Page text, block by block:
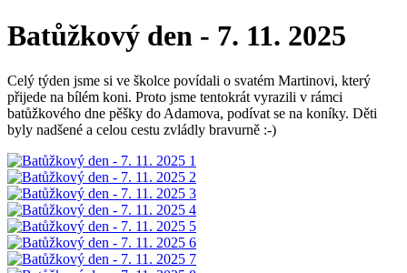
Batůžkový den - 7. 11. 2025
Celý týden jsme si ve školce povídali o svatém Martinovi, který
přijede na bílém koni. Proto jsme tentokrát vyrazili v rámci
batůžkového dne pěšky do Adamova, podívat se na koníky. Děti
byly nadšené a celou cestu zvládly bravurně :-)